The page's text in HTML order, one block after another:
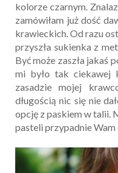
kolorze czarnym.
zamówiłam już dość
krawieckich. Od razu
przyszła sukienka z
Być może zaszła jakaś
mi było tak ciekawej
zasadzie mojej
długością nic się nie
opcję z paskiem w talii.
pasteli przypadnie Wam